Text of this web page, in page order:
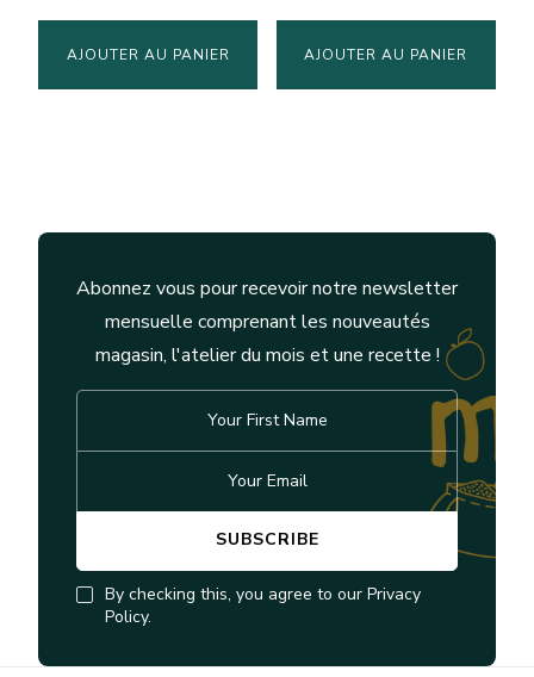
AJOUTER AU PANIER AJOUTER AU PANIER
Abonnez vous pour recevoir notre newsletter
mensuelle comprenant les nouveautés
magasin, l'atelier du mois et une recette !
By checking this, you agree to our Privacy
Policy.